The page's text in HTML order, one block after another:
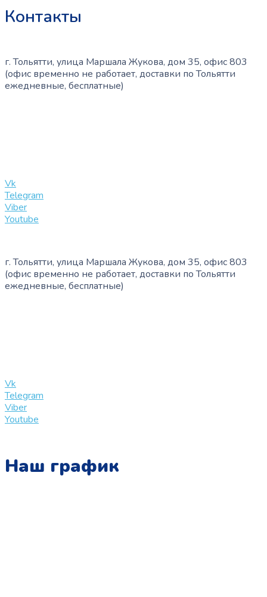
Контакты
г. Тольятти, улица Маршала Жукова, дом 35, офис 803
(офис временно не работает, доставки по Тольятти
ежедневные, бесплатные)
Vk
Telegram
Viber
Youtube
г. Тольятти, улица Маршала Жукова, дом 35, офис 803
(офис временно не работает, доставки по Тольятти
ежедневные, бесплатные)
Vk
Telegram
Viber
Youtube
Наш график